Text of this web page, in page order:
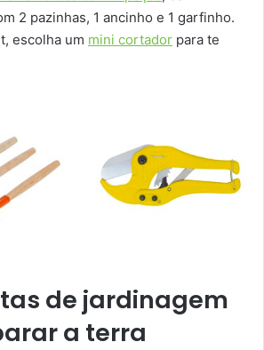
2 pazinhas, 1 ancinho e 1 garfinho.
escolha um mini cortador para te
de jardinagem
a terra